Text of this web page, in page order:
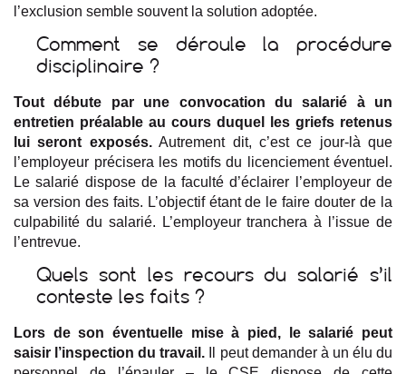
l’exclusion semble souvent la solution adoptée.
Comment se déroule la procédure
disciplinaire ?
Tout débute par une convocation du salarié à un
entretien préalable au cours duquel les griefs retenus
lui seront exposés.Autrement dit, c’est ce jour-là que
l’employeur précisera les motifs du licenciement éventuel.
Le salarié dispose de la faculté d’éclairer l’employeur de
sa version des faits. L’objectif étant de le faire douter de la
culpabilité du salarié. L’employeur tranchera à l’issue de
l’entrevue.
Quels sont les recours du salarié s’il
conteste les faits ?
Lors de son éventuelle mise à pied, le salarié peut
saisir l’inspection du travail. Il peut demander à un élu du